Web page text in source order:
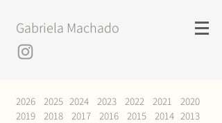
Gabriela Machado
2026 2025 2024 2023 2022 2021
2020
2019
2018 2017 2016 2015 2014 2013